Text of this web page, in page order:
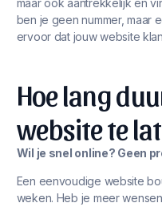
maar ook aantrekkelijk en
ben je geen nummer, maar
ervoor dat jouw website
Hoe lang
website te
Wil je snel online? Geen
Een eenvoudige website
weken. Heb je meer